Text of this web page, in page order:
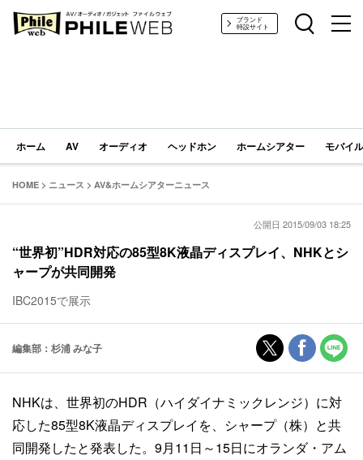
PHILE WEB｜AV/オーディオ/ガジェットブランド
特設サイト
ホーム AV オーディオ ヘッドホン ホームシアター モバイ
HOME > ニュース > AV&ホームシアターニュース
公開日 2015/09/03 18:25
“世界初”HDR対応の85型8K液晶ディスプレイ、NHKとシ
ャープが共同開発
IBC2015で展示
編集部：杉浦 みな子
NHKは、世界初のHDR（ハイダイナミックレンジ）に対
応した85型8K液晶ディスプレイを、シャープ（株）と共
同開発したと発表した。9月11日～15日にオランダ・アム